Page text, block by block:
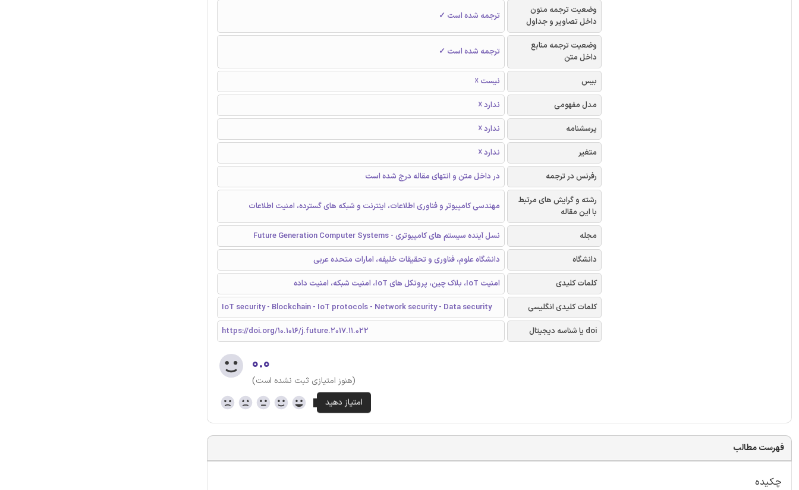
وضعیت ترجمه متون
داخل تصاویر و جداول
ترجمه شده است ✓
وضعیت ترجمه منابع
داخل متن
ترجمه شده است ✓
بیس
نیست ☓
مدل مفهومی
ندارد ☓
پرسشنامه
ندارد ☓
متغیر
ندارد ☓
رفرنس در ترجمه
در داخل متن و انتهای مقاله درج شده است
رشته و گرایش های مرتبط
با این مقاله
مهندسی کامپیوتر و فناوری اطلاعات، اینترنت و شبکه های گسترده، امنیت اطلاعات
مجله
نسل آینده سیستم های کامپیوتری - Future Generation Computer Systems
دانشگاه
دانشگاه علوم، فناوری و تحقیقات خلیفه، امارات متحده عربی
کلمات کلیدی
امنیت IoT، بلاک چین، پروتکل های IoT، امنیت شبکه، امنیت داده
کلمات کلیدی انگلیسی
IoT security - Blockchain - IoT protocols - Network security - Data security
doi یا شناسه دیجیتال
https://doi.org/10.1016/j.future.2017.11.022
۰.۰
(هنوز امتیازی ثبت نشده است)
فهرست مطالب
چکیده